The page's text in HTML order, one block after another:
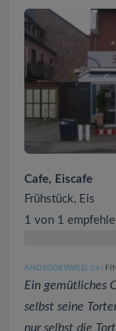
Cafe, Eiscafe
Frühstück, Eis
1 von 1
AND1GOESWILD (18 )
Ein gemütliches
selbst seine
nur selbst die